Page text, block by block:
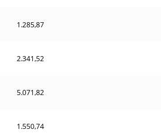
1.285,87
2.341,52
5.071,82
1.550,74